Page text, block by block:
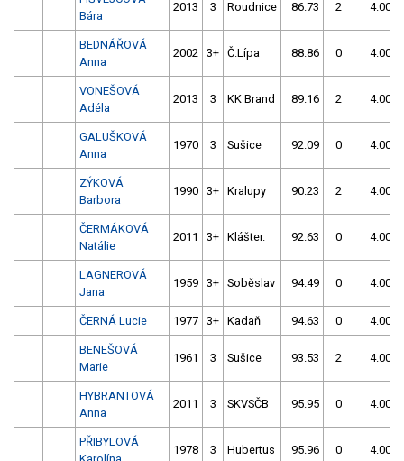
Bára
2013 3 Roudnice 86.73 2 4.00
BEDNÁŘOVÁ
Anna
2002 3+ Č.Lípa 88.86 0 4.00
VONEŠOVÁ
Adéla
2013 3 KK Brand 89.16 2 4.00
GALUŠKOVÁ
Anna
1970 3 Sušice 92.09 0 4.00
ZÝKOVÁ
Barbora
1990 3+ Kralupy 90.23 2 4.00
ČERMÁKOVÁ
Natálie
2011 3+ Klášter. 92.63 0 4.00
LAGNEROVÁ
Jana
1959 3+ Soběslav 94.49 0 4.00
ČERNÁ Lucie 1977 3+ Kadaň 94.63 0 4.00
BENEŠOVÁ
Marie
1961 3 Sušice 93.53 2 4.00
HYBRANTOVÁ
Anna
2011 3 SKVSČB 95.95 0 4.00
PŘIBYLOVÁ
1978 3 Hubertus 95.96 0 4.00